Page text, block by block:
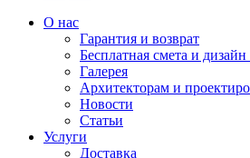
О нас
Гарантия и возврат
Бесплатная смета и дизайн
Галерея
Архитекторам и
Новости
Статьи
Услуги
Доставка